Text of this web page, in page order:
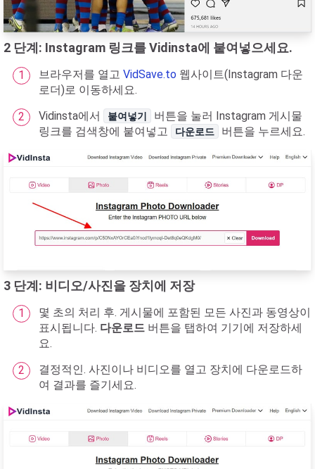
2 단계: Instagram 링크를 Vidinsta에 붙여넣으세요.
브라우저를 열고 VidSave.to 웹사이트(Instagram 다운
로더)로 이동하세요.
Vidinsta에서
붙여넣기
버튼을 눌러 Instagram 게시물
링크를 검색창에 붙여넣고
다운로드 버튼을 누르세요.
3 단계: 비디오/사진을 장치에 저장
몇 초의 처리 후. 게시물에 포함된 모든 사진과 동영상이
표시됩니다. 다운로드 버튼을 탭하여 기기에 저장하세
요.
결정적인. 사진이나 비디오를 열고 장치에 다운로드하
여 결과를 즐기세요.